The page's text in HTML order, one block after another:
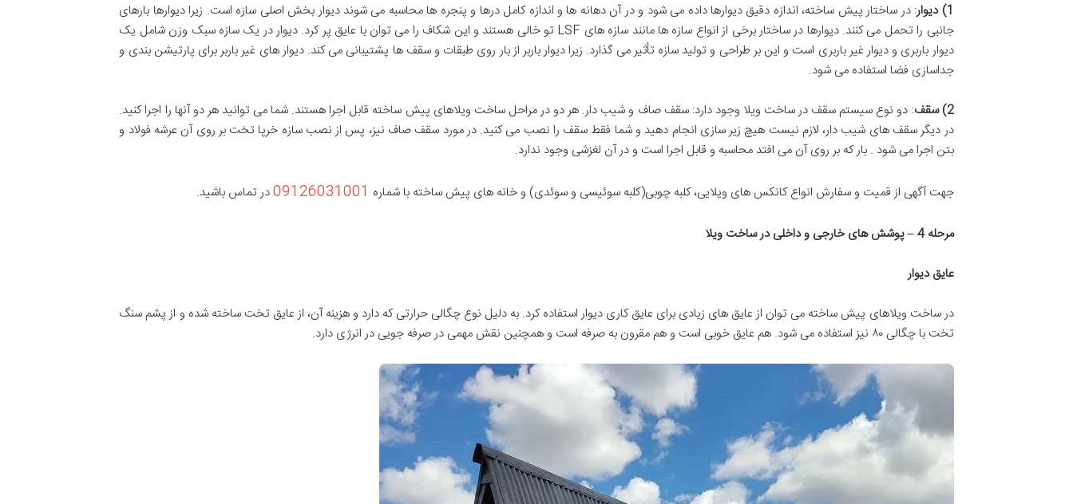
1) دیوار: در ساختار پیش ساخته، اندازه دقیق دیوارها داده می شود و در آن دهانه ها و اندازه کامل درها و پنجره ها محاسبه می شوند دیوار بخش اصلی سازه است. زیرا دیوارها بارهای
جانبی را تحمل می کنند. دیوارها در ساختار برخی از انواع سازه ها مانند سازه های LSF تو خالی هستند و این شکاف را می توان با عایق پر کرد. دیوار در یک سازه سبک وزن شامل یک
دیوار باربری و دیوار غیر باربری است و این بر طراحی و تولید سازه تأثیر می گذارد. زیرا دیوار باربر از بار روی طبقات و سقف ها پشتیبانی می کند. دیوار های غیر باربر برای پارتیشن بندی و
جداسازی فضا استفاده می شود.
2) سقف: دو نوع سیستم سقف در ساخت ویلا وجود دارد: سقف صاف و شیب دار. هر دو در مراحل ساخت ویلاهای پیش ساخته قابل اجرا هستند. شما می توانید هر دو آنها را اجرا کنید.
در دیگر سقف های شیب دار، لازم نیست هیچ زیر سازی انجام دهید و شما فقط سقف را نصب می کنید. در مورد سقف صاف نیز، پس از نصب سازه خرپا تخت بر روی آن عرشه فولاد و
بتن اجرا می شود . بار که بر روی آن می افتد محاسبه و قابل اجرا است و در آن لغزشی وجود ندارد.
جهت آگهی از قمیت و سفارش انواع کانکس های ویلایی، کلبه چوبی(کلبه سوئیسی و سوئدی) و خانه های پیش ساخته با شماره 09126031001در تماس باشید.
مرحله 4 –پوشش های خارجی و داخلی در ساخت ویلا
عایق دیوار
در ساخت ویلاهای پیش ساخته می توان از عایق های زیادی برای عایق کاری دیوار استفاده کرد. به دلیل نوع چگالی حرارتی که دارد و هزینه آن، از عایق تخت ساخته شده و از پشم سنگ
تخت با چگالی ۸۰ نیز استفاده می شود. هم عایق خوبی است و هم مقرون به صرفه است و همچنین نقش مهمی در صرفه جویی در انرژی دارد.